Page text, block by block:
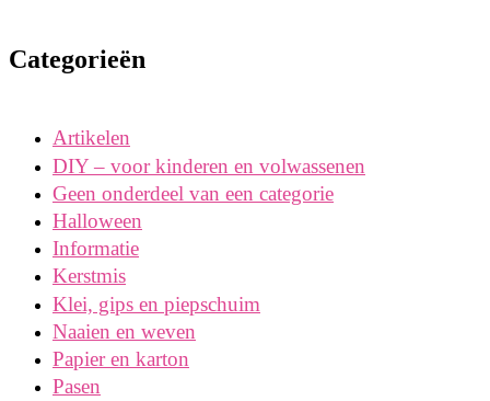
Categorieën
Artikelen
DIY – voor kinderen en volwassenen
Geen onderdeel van een categorie
Halloween
Informatie
Kerstmis
Klei, gips en piepschuim
Naaien en weven
Papier en karton
Pasen